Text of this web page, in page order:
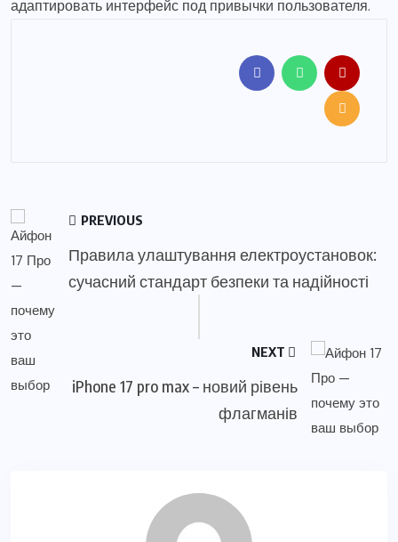
адаптировать интерфейс под привычки пользователя.
PREVIOUS
Правила улаштування електроустановок:
сучасний стандарт безпеки та надійності
NEXT
iPhone 17 pro max – новий рівень
флагманів